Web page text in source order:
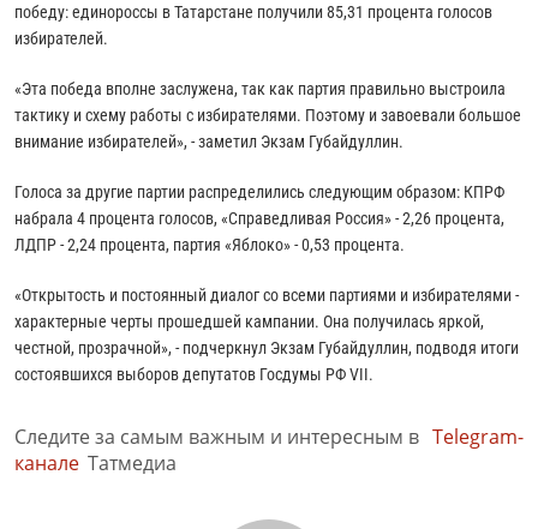
победу: единороссы в Татарстане получили 85,31 процента голосов
избирателей.
«Эта победа вполне заслужена, так как партия правильно выстроила
тактику и схему работы с избирателями. Поэтому и завоевали большое
внимание избирателей», - заметил Экзам Губайдуллин.
Голоса за другие партии распределились следующим образом: КПРФ
набрала 4 процента голосов, «Справедливая Россия» - 2,26 процента,
ЛДПР - 2,24 процента, партия «Яблоко» - 0,53 процента.
«Открытость и постоянный диалог со всеми партиями и избирателями -
характерные черты прошедшей кампании. Она получилась яркой,
честной, прозрачной», - подчеркнул Экзам Губайдуллин, подводя итоги
состоявшихся выборов депутатов Госдумы РФ VII.
Следите за самым важным и интересным в Telegram-
канале Татмедиа